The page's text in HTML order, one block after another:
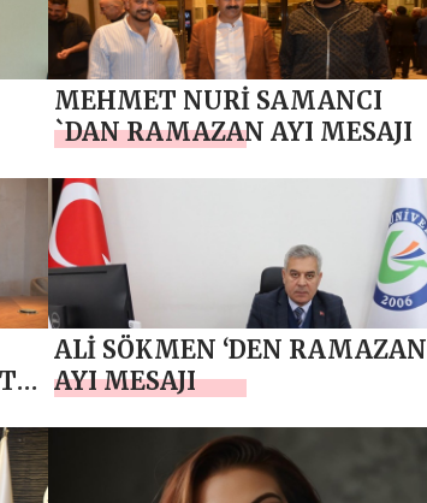
MEHMET NURİ SAMANCI
`DAN RAMAZAN AYI MESAJI
ALİ SÖKMEN ‘DEN RAMAZAN
AYI MESAJI